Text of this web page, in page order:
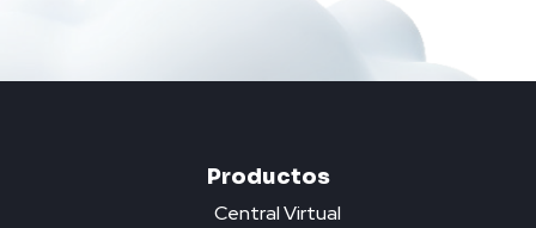
Productos
Central Virtual